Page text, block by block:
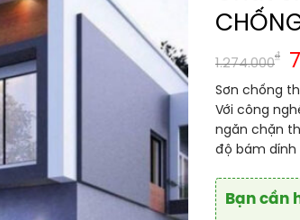
1.274.000
₫
Sơn chống
Với công
ngăn chặn
độ bám dính
Bạn cần